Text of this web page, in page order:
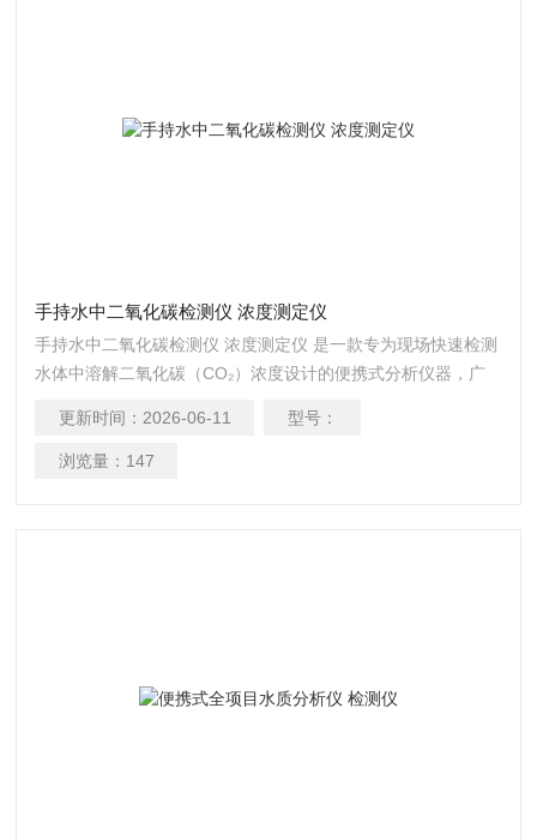
手持水中二氧化碳检测仪 浓度测定仪
手持水中二氧化碳检测仪 浓度测定仪 是一款专为现场快速检测
水体中溶解二氧化碳（CO₂）浓度设计的便携式分析仪器，广
实验等场景。
更新时间： 2026-06-11 型号：
浏览量： 147